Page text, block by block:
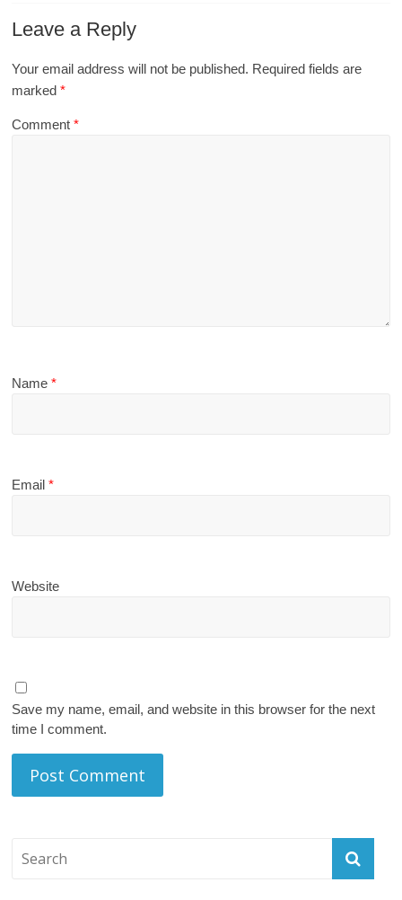
Leave a Reply
Your email address will not be published. Required fields are
marked*
Comment*
Name*
Email*
Website
Save my name, email, and website in this browser for the next
time I comment.